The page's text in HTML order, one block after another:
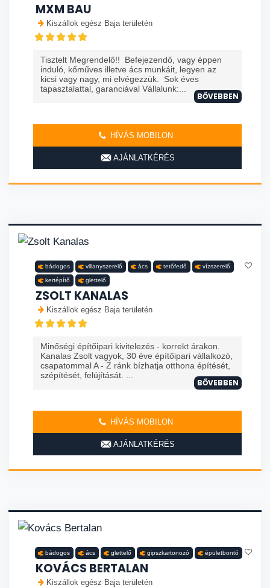
MXM BAU
Kiszállok egész Baja területén
Tisztelt Megrendelő!! Befejezendő, vagy éppen
induló, kőműves illetve ács munkáit, legyen az
kicsi vagy nagy, mi elvégezzük. Sok éves
tapasztalattal, garanciával Vállalunk:...
BŐVEBBEN
HÍVÁS MOBILON
AJÁNLATKÉRÉS
bádogos villanyszerelő ács tetőfedő vízszerelő
kertépítő glettelő
ZSOLT KANALAS
Kiszállok egész Baja területén
Minőségi építőipari kivitelezés - korrekt árakon.
Kanalas Zsolt vagyok, 30 éve építőipari vállalkozó,
csapatommal A - Z ránk bízhatja otthona építését,
szépítését, felújítását. ...
BŐVEBBEN
HÍVÁS MOBILON
AJÁNLATKÉRÉS
bádogos ács glettelő gipszkartonozó épületbontó
KOVÁCS BERTALAN
Kiszállok egész Baja területén